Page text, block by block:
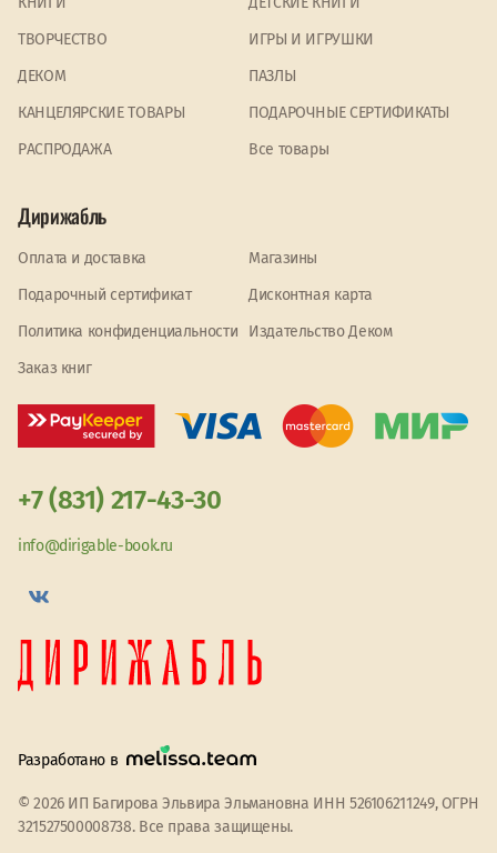
ТВОРЧЕСТВО
ИГРЫ И ИГРУШКИ
ДЕКОМ
ПАЗЛЫ
КАНЦЕЛЯРСКИЕ ТОВАРЫ
ПОДАРОЧНЫЕ СЕРТИФИКАТЫ
PАСПРОДАЖА
Все товары
Дирижабль
Оплата и доставка
Магазины
Подарочный сертификат
Дисконтная карта
Политика конфиденциальности
Издательство Деком
Заказ книг
+7 (831) 217-43-30
info@dirigable-book.ru
Разработано в
© 2026 ИП Багирова Эльвира Эльмановна ИНН 526106211249, ОГРН
321527500008738. Все права защищены.